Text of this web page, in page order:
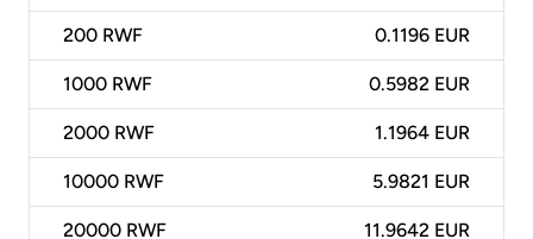
200 RWF 0.1196 EUR
1000 RWF 0.5982 EUR
2000 RWF 1.1964 EUR
10000 RWF 5.9821 EUR
20000 RWF 11.9642 EUR